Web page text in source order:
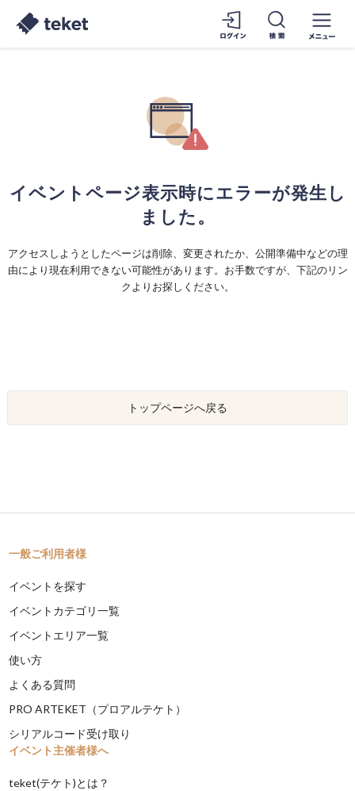
イベントページ表示時にエラーが発生し
ました。
アクセスしようとしたページは削除、変更されたか、公開準備中などの理
由により現在利用できない可能性があります。お手数ですが、下記のリン
クよりお探しください。
トップページへ戻る
一般ご利用者様
イベントを探す
イベントカテゴリ一覧
イベントエリア一覧
使い方
よくある質問
PRO ARTEKET（プロアルテケト）
シリアルコード受け取り
イベント主催者様へ
teket(テケト)とは？